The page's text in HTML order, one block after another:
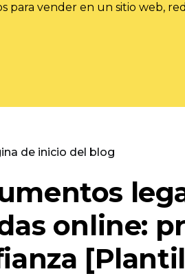
vender en un sitio web,
de inicio del blog
online: